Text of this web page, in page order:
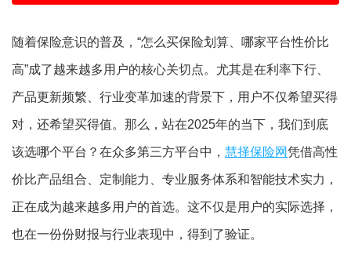
随着保险意识的普及，“怎么买保险划算、哪家平台性价比
高”成了越来越多用户的核心关切点。尤其是在利率下行、
产品更新频繁、行业变革加速的背景下，用户不仅希望买得
对，还希望买得值。那么，站在2025年的当下，我们到底
该选哪个平台？在众多第三方平台中， 慧择保险网凭借高性
价比产品组合、定制能力、专业服务体系和智能技术实力，
正在成为越来越多用户的首选。这不仅是用户的实际选择，
也在一份份财报与行业表现中，得到了验证。